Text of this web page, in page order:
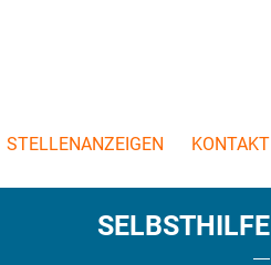
STELLENANZEIGEN KONTAKT
SELBSTHILFE